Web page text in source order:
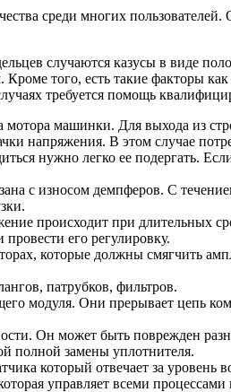
среди многих
случаются казусы в виде
того, есть такие факторы
требуется помощь
машинки. Для выхода из
напряжения. В этом случае
нужно легко ее подергать.
с износом демпферов. С
происходит при длительных
его регулировку.
которые должны смягчить
патрубков, фильтров.
модуля. Они прерывает цепь
Он может быть поврежден
полной замены уплотнителя.
который отвечает за уровень
управляет всеми